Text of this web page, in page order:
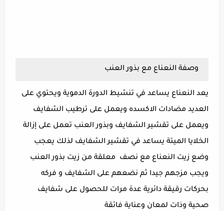
وصفة النعناع مع بذور العنب
يعد النعناع يساعد في تنشيط الدورة الدموية ويحتوي على
العديد مضادات الاكسده ويعمل على ترطيب الشفايف
ويعمل على تقشير الشفايف وبذور العنب تعمل على إزالة
الخلايا الميتة يساعد في تقشير الشفايف لذلك يعجب
وضع زيت النعناع مع نصف معلقة من زيت بذور العنب
ويجب مزجهم جيدا ثم نضعهم على الشفايف و فركه
بحركات رقيقة دائرية عدة مرات للحصول على شفايف
صحية وذات لمعان وعناية فائقة